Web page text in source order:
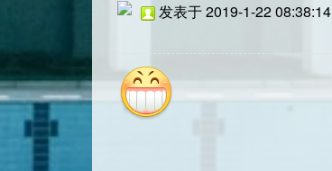
发表于 2019-1-22 08:38:14